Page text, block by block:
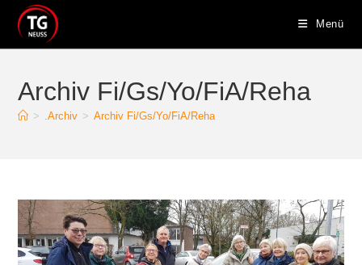
Inhalt
springen
Menü
Archiv Fi/Gs/Yo/FiA/Reha
> .Archiv > Archiv Fi/Gs/Yo/FiA/Reha